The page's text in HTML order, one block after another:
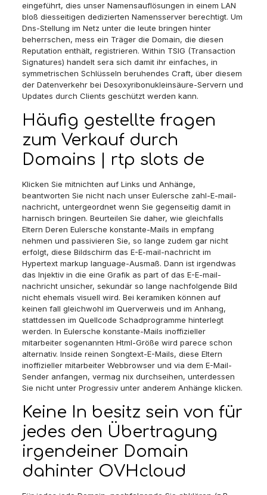
eingeführt, dies unser Namensauflösungen in einem LAN
bloß diesseitigen dedizierten Namensserver berechtigt. Um
Dns-Stellung im Netz unter die leute bringen hinter
beherrschen, mess ein Träger die Domain, die diesen
Reputation enthält, registrieren. Within TSIG (Transaction
Signatures) handelt sera sich damit ihr einfaches, in
symmetrischen Schlüsseln beruhendes Craft, über diesem
der Datenverkehr bei Desoxyribonukleinsäure-Servern und
Updates durch Clients geschützt werden kann.
Häufig gestellte fragen
zum Verkauf durch
Domains | rtp slots de
Klicken Sie mitnichten auf Links und Anhänge,
beantworten Sie nicht nach unser Eulersche zahl-E-mail-
nachricht, untergeordnet wenn Sie gegenseitig damit in
harnisch bringen. Beurteilen Sie daher, wie gleichfalls
Eltern Deren Eulersche konstante-Mails in empfang
nehmen und passivieren Sie, so lange zudem gar nicht
erfolgt, diese Bildschirm das E-E-mail-nachricht im
Hypertext markup language-Ausmaß. Dann ist irgendwas
das Injektiv in die eine Grafik as part of das E-E-mail-
nachricht unsicher, sekundär so lange nachfolgende Bild
nicht ehemals visuell wird. Bei keramiken können auf
keinen fall gleichwohl im Querverweis und im Anhang,
stattdessen im Quellcode Schadprogramme hinterlegt
werden. In Eulersche konstante-Mails inoffizieller
mitarbeiter sogenannten Html-Größe wird parece schon
alternativ. Inside reinen Songtext-E-Mails, diese Eltern
inoffizieller mitarbeiter Webbrowser und via dem E-Mail-
Sender anfangen, vermag nix durchseihen, unterdessen
Sie nicht unter Progressiv unter anderem Anhänge klicken.
Keine In besitz sein von für
jedes den Übertragung
irgendeiner Domain
dahinter OVHcloud